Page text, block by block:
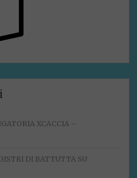
XCACCIA –
DI BATTUTTA SU